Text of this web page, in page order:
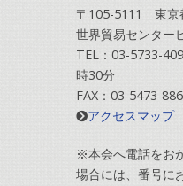
〒105-5111 東京
世界貿易センター
TEL：03-5733-
時30分
FAX：03-5473-
アクセスマップ
※本会へ電話をお
場合には、番号に